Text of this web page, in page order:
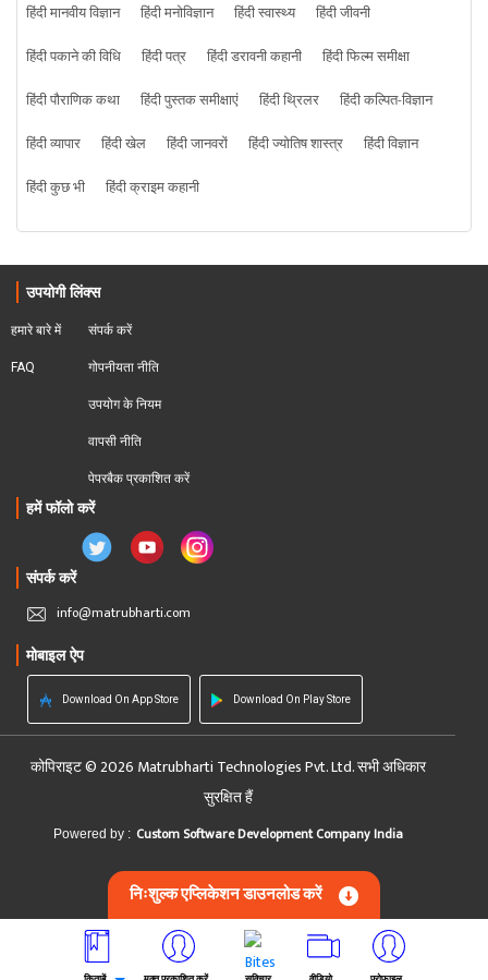
हिंदी मानवीय विज्ञान
हिंदी मनोविज्ञान हिंदी स्वास्थ्य
हिंदी जीवनी
हिंदी पकाने की विधि
हिंदी पत्र हिंदी डरावनी कहानी
हिंदी फिल्म समीक्षा
हिंदी पौराणिक कथा
हिंदी पुस्तक समीक्षाएं हिंदी थ्रिलर
हिंदी कल्पित-विज्ञान
हिंदी व्यापार
हिंदी खेल हिंदी जानवरों हिंदी ज्योतिष शास्त्र
हिंदी विज्ञान
हिंदी कुछ भी
हिंदी क्राइम कहानी
उपयोगी लिंक्स
हमारे बारे में
FAQ
संपर्क करें
गोपनीयता नीति
उपयोग के नियम
वापसी नीति
पेपरबैक प्रकाशित करें
हमें फॉलो करें
संपर्क करें
info@matrubharti.com
मोबाइल ऐप
Download On App Store Download On Play Store
कोपिराइट © 2026 Matrubharti Technologies Pvt. Ltd. सभी अधिकार
सुरक्षित हैं
Powered by : Custom Software Development Company India
निःशुल्क एप्लिकेशन डाउनलोड करें